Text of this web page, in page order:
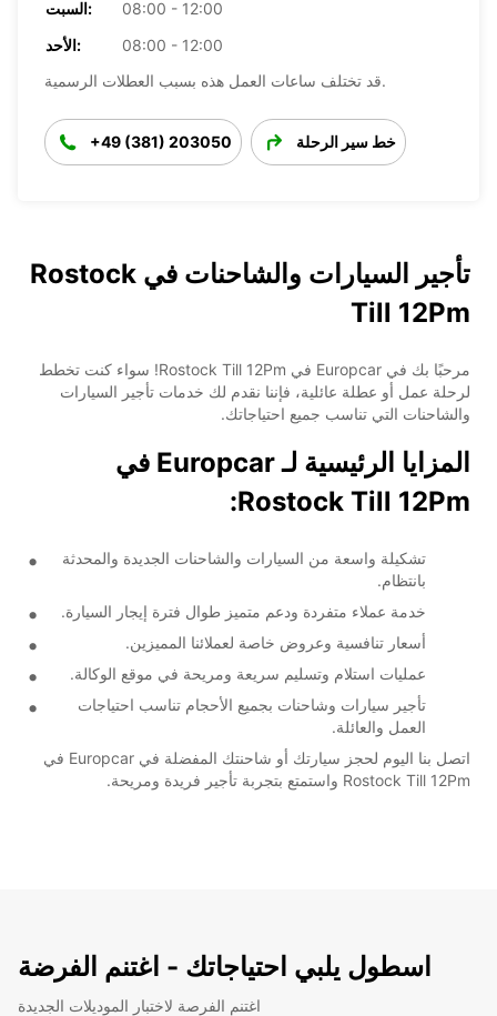
السبت:
08:00 - 12:00
الأحد:
08:00 - 12:00
قد تختلف ساعات العمل هذه بسبب العطلات الرسمية.
+49 (381) 203050 خط سير الرحلة
تأجير السيارات والشاحنات في Rostock
Till 12Pm
مرحبًا بك في Europcar في Rostock Till 12Pm! سواء كنت تخطط
لرحلة عمل أو عطلة عائلية، فإننا نقدم لك خدمات تأجير السيارات
والشاحنات التي تناسب جميع احتياجاتك.
المزايا الرئيسية لـ Europcar في
Rostock Till 12Pm:
تشكيلة واسعة من السيارات والشاحنات الجديدة والمحدثة
بانتظام.
خدمة عملاء متفردة ودعم متميز طوال فترة إيجار السيارة.
أسعار تنافسية وعروض خاصة لعملائنا المميزين.
عمليات استلام وتسليم سريعة ومريحة في موقع الوكالة.
تأجير سيارات وشاحنات بجميع الأحجام تناسب احتياجات
العمل والعائلة.
اتصل بنا اليوم لحجز سيارتك أو شاحنتك المفضلة في Europcar في
Rostock Till 12Pm واستمتع بتجربة تأجير فريدة ومريحة.
اسطول يلبي احتياجاتك - اغتنم الفرضة
اغتنم الفرصة لاختبار الموديلات الجديدة